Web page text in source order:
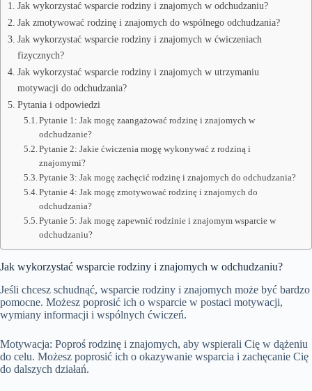
Jak wykorzystać wsparcie rodziny i znajomych w odchudzaniu?
Jak zmotywować rodzinę i znajomych do wspólnego odchudzania?
Jak wykorzystać wsparcie rodziny i znajomych w ćwiczeniach
fizycznych?
Jak wykorzystać wsparcie rodziny i znajomych w utrzymaniu
motywacji do odchudzania?
Pytania i odpowiedzi
Pytanie 1: Jak mogę zaangażować rodzinę i znajomych w
odchudzanie?
Pytanie 2: Jakie ćwiczenia mogę wykonywać z rodziną i
znajomymi?
Pytanie 3: Jak mogę zachęcić rodzinę i znajomych do odchudzania?
Pytanie 4: Jak mogę zmotywować rodzinę i znajomych do
odchudzania?
Pytanie 5: Jak mogę zapewnić rodzinie i znajomym wsparcie w
odchudzaniu?
Jak wykorzystać wsparcie rodziny i znajomych w odchudzaniu?
Jeśli chcesz schudnąć, wsparcie rodziny i znajomych może być bardzo
pomocne. Możesz poprosić ich o wsparcie w postaci motywacji,
wymiany informacji i wspólnych ćwiczeń.
Motywacja: Poproś rodzinę i znajomych, aby wspierali Cię w dążeniu
do celu. Możesz poprosić ich o okazywanie wsparcia i zachęcanie Cię
do dalszych działań.